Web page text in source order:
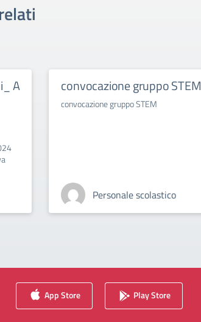
A convocazione gruppo STEM
convocazione gruppo STEM
Personale scolastico
App Store Play Store